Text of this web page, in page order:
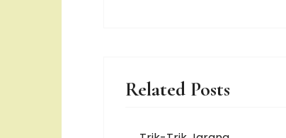
Related Posts